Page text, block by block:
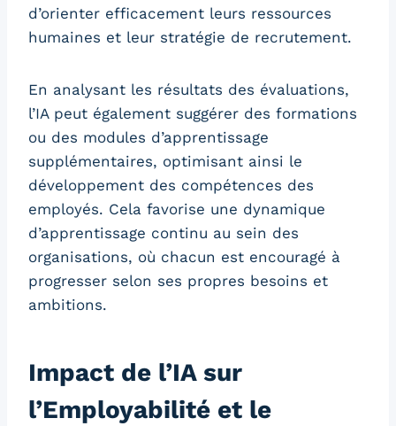
d’orienter efficacement leurs ressources
humaines et leur stratégie de recrutement.
En analysant les résultats des évaluations,
l’IA peut également suggérer des formations
ou des modules d’apprentissage
supplémentaires, optimisant ainsi le
développement des compétences des
employés. Cela favorise une dynamique
d’apprentissage continu au sein des
organisations, où chacun est encouragé à
progresser selon ses propres besoins et
ambitions.
Impact de l’IA sur
l’Employabilité et le